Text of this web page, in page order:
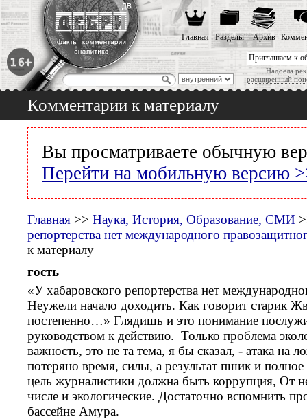
Приглашаем к
Надоела
расширенный
Главная Разделы Архив
Комментарии к материалу
Вы просматриваете обычную
Перейти на мобильную версию
Главная >> Наука, История, Образование, СМИ
репортерства нет международного
к материалу
гость
«У хабаровского репортерства нет
Неужели начало доходить. Как говорит старик
постепенно…» Глядишь и это понимание
руководством к действию. Только проблема
важность, это не та тема, я бы сказал, - атака на
потеряно время, силы, а результат пшик и полное
цель журналистики должна быть коррупция, От
числе и экологические. Достаточно вспомнить
бассейне Амура.